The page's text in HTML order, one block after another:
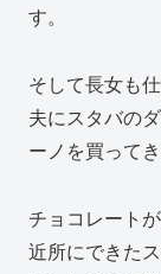
す。
そして長女も
夫にスタバの
ーノを買って
チョコレートが
近所にできた